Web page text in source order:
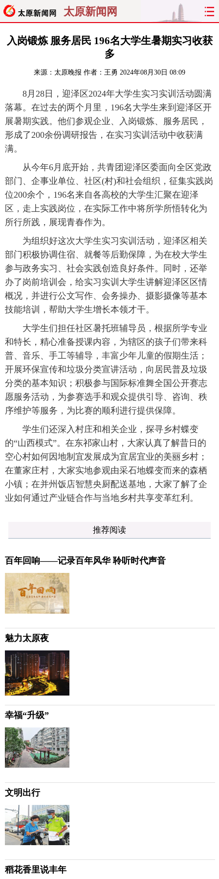
太原新闻网
首页 聚焦 太原 山西
旅游 理财 政务 教育
看天下 晋月读 最太原 网罗民生
太原日报 热评 社区
入岗锻炼 服务居民 196名大学生暑期实习收获
多
来源： 太原晚报 作者：王勇 2024年08月30日 08:09
8月28日，迎泽区2024年大学生实习实训活动圆满
落幕。在过去的两个月里，196名大学生来到迎泽区开
展暑期实践。他们参观企业、入岗锻炼、服务居民，
形成了200余份调研报告，在实习实训活动中收获满
满。
从今年6月底开始，共青团迎泽区委面向全区党政
部门、企事业单位、社区(村)和社会组织，征集实践岗
位200余个，196名来自各高校的大学生汇聚在迎泽
区，走上实践岗位，在实际工作中将所学所悟转化为
所行所践，展现青春作为。
为组织好这次大学生实习实训活动，迎泽区相关
部门积极协调住宿、就餐等后勤保障，为在校大学生
参与政务实习、社会实践创造良好条件。同时，还举
办了岗前培训会，给实习实训大学生讲解迎泽区区情
概况，并进行公文写作、会务操办、摄影摄像等基本
技能培训，帮助大学生增长本领才干。
大学生们担任社区暑托班辅导员，根据所学专业
和特长，精心准备授课内容，为辖区的孩子们带来科
普、音乐、手工等辅导，丰富少年儿童的假期生活；
开展环保宣传和垃圾分类宣讲活动，向居民普及垃圾
分类的基本知识；积极参与国际标准舞全国公开赛志
愿服务活动，为参赛选手和观众提供引导、咨询、秩
序维护等服务，为比赛的顺利进行提供保障。
学生们还深入村庄和相关企业，探寻乡村蝶变
的“山西模式”。在东祁家山村，大家认真了解昔日的
空心村如何因地制宜发展成为宜居宜业的美丽乡村；
在董家庄村，大家实地参观由采石地蝶变而来的森栖
小镇；在并州饭店智慧央厨配送基地，大家了解了企
业如何通过产业链合作与当地乡村共享变革红利。
推荐阅读
百年回响——记录百年风华 聆听时代声音
魅力太原夜
幸福“升级”
文明出行
稻花香里说丰年